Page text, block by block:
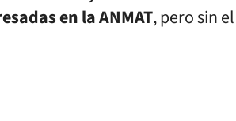
en la ANMAT, pero sin